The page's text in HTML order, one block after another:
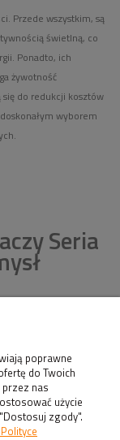
Przede wszystkim, są
świetlną, co
Ponadto, ich
żywotność
do redukcji kosztów
wyborem
Seria
w wielu sektorach
W domach
zapewniając
wytrzymałości i
place
mocne i trwałe
poprawne
do Twoich
nas
użycie
zgody".